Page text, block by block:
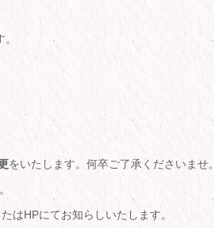
をいたします。何卒ご了承くださいませ。
はHPにてお知らしいたします。